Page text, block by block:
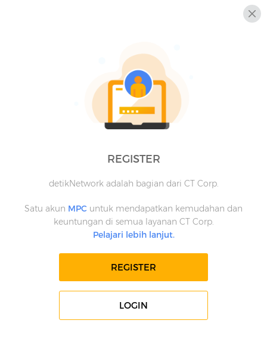
REGISTER
detikNetwork adalah bagian dari CT Corp.
Satu akun MPC untuk mendapatkan kemudahan dan
keuntungan di semua layanan CT Corp.
Pelajari lebih lanjut.
REGISTER
LOGIN